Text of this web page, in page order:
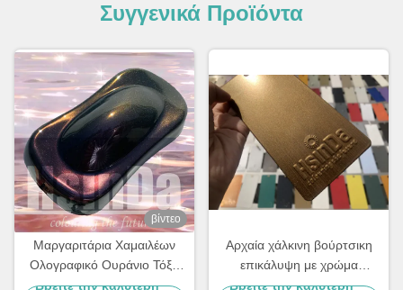
Συγγενικά Προϊόντα
βίντεο
Μαργαριτάρια Χαμαιλέων
Ολογραφικό Ουράνιο Τόξο
Μεταλλικά Χρώματα Πουλί
Βρείτε την καλύτερη
Αρχαία χάλκινη βούρτσικη
επικάλυψη με χρώμα
ψεκασμού από πολυεστέρα
Βρείτε την καλύτερη